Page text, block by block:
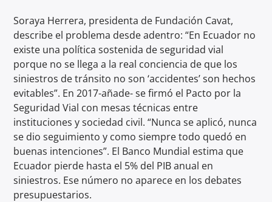
Soraya Herrera, presidenta de Fundación Cavat,
describe el problema desde adentro: “En Ecuador no
existe una política sostenida de seguridad vial
porque no se llega a la real conciencia de que los
siniestros de tránsito no son ‘accidentes’ son hechos
evitables”. En 2017-añade- se firmó el Pacto por la
Seguridad Vial con mesas técnicas entre
instituciones y sociedad civil. “Nunca se aplicó, nunca
se dio seguimiento y como siempre todo quedó en
buenas intenciones”. El Banco Mundial estima que
Ecuador pierde hasta el 5% del PIB anual en
siniestros. Ese número no aparece en los debates
presupuestarios.